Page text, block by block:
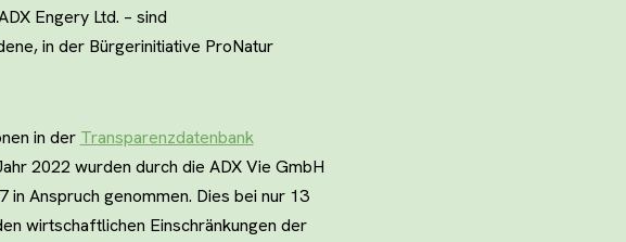
Engery Ltd. – sind
in der Bürgerinitiative ProNatur
in der Transparenzdatenbank
2022 wurden durch die ADX Vie GmbH
Anspruch genommen. Dies bei nur 13
wirtschaftlichen Einschränkungen der